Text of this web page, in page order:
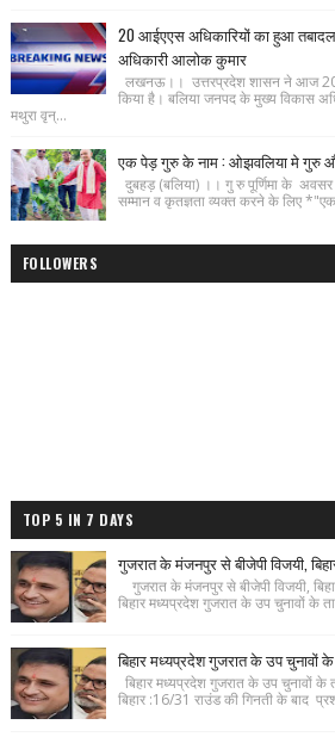
20 आईएएस अधिकारियों का हुआ
अधिकारी आलोक कुमार
लखनऊ।। उत्तरप्रदेश शासन ने आज 20
किया है। बलिया जनपद के मुख्य विकास
मथुरा वृन्...
एक पेड़ गुरु के नाम : ओझवलिया मे गुरु और
दुबहड़ (बलिया) ।। गु रु पूर्णिमा के
सम्मान व कृतज्ञता व्यक्त करने के लिए
FOLLOWERS
TOP 5 IN 7 DAYS
गुजरात के मंजनपुर से बीजेपी विजयी,
गुजरात के मंजनपुर से बीजेपी विजयी,
बिहार मध्यप्रदेश गुजरात के उप चुनावों के
बिहार मध्यप्रदेश गुजरात के उप चुनावों
बिहार मध्यप्रदेश गुजरात के उप चुनावों के
बिहार :16/31 राउंड की गिनती के बाद